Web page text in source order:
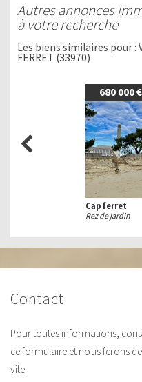
autres annonces immobilières correspondant
à votre recherche
Les biens similaires pour :
FERRET (33970)
680 000 €
Cap ferret
Rez de jardin
contact
Pour toutes informations,
ce formulaire et nous ferons
vite.